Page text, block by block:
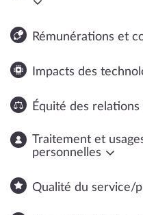
Rémunérations et
Impacts des
Équité des
Traitement et
personnelles
Qualité du service/